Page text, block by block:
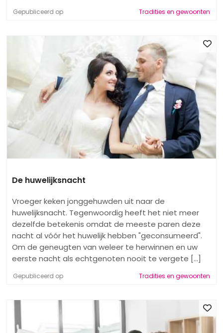
Gepubliceerd op Tradities en gewoonten
De huwelijksnacht
Vroeger keken jonggehuwden uit naar de
huwelijksnacht. Tegenwoordig heeft het niet meer
dezelfde betekenis omdat de meeste paren deze
nacht al vóór het huwelijk hebben "geconsumeerd".
Om de geneugten van weleer te herwinnen en uw
eerste nacht als echtgenoten nooit te vergete [...]
Gepubliceerd op Tradities en gewoonten